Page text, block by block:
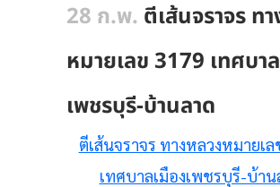
28 ก.พ. ตีเส้นจราจร ท
หมายเลข 3179 เทศบา
เพชรบุรี-บ้านลาด
ตีเส้นจราจร ทางหลวงหมายเล
เทศบาลเมืองเพชรบุรี-บ้าน